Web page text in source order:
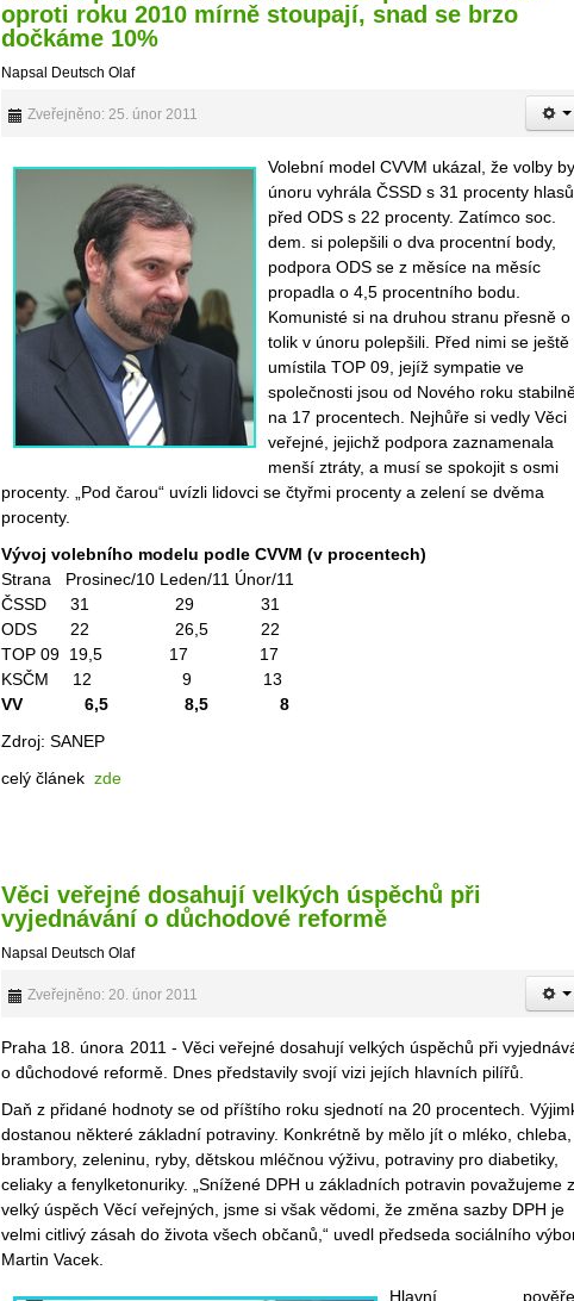
oproti roku 2010 mírně stoupají, snad se brzo
dočkáme 10%
Napsal Deutsch Olaf
Zveřejněno: 25. únor 2011
Volební model CVVM ukázal, že volby
únoru vyhrála ČSSD s 31 procenty hlasů
před ODS s 22 procenty. Zatímco soc.
dem. si polepšili o dva procentní body,
podpora ODS se z měsíce na měsíc
propadla o 4,5 procentního bodu.
Komunisté si na druhou stranu přesně o
tolik v únoru polepšili. Před nimi se ještě
umístila TOP 09, jejíž sympatie ve
společnosti jsou od Nového roku
na 17 procentech. Nejhůře si vedly Věci
veřejné, jejichž podpora zaznamenala
menší ztráty, a musí se spokojit s osmi
procenty. „Pod čarou“ uvízli lidovci se čtyřmi procenty a zelení se dvěma
procenty.
Vývoj volebního modelu podle CVVM (v procentech)
Strana Prosinec/10 Leden/11 Únor/11
ČSSD 31 29 31
ODS 22 26,5 22
TOP 09 19,5 17 17
KSČM 12 9 13
VV 6,5 8,5 8
Zdroj: SANEP
celý článekzde
Věci veřejné dosahují velkých úspěchů při
vyjednávání o důchodové reformě
Napsal Deutsch Olaf
Zveřejněno: 20. únor 2011
Praha 18. února 2011 - Věci veřejné dosahují velkých úspěchů při
o důchodové reformě. Dnes představily svojí vizi jejích hlavních pilířů.
Daň z přidané hodnoty se od příštího roku sjednotí na 20 procentech.
dostanou některé základní potraviny. Konkrétně by mělo jít o mléko, chleba,
brambory, zeleninu, ryby, dětskou mléčnou výživu, potraviny pro diabetiky,
celiaky a fenylketonuriky. „Snížené DPH u základních potravin považujeme
velký úspěch Věcí veřejných, jsme si však vědomi, že změna sazby DPH je
velmi citlivý zásah do života všech občanů,“ uvedl předseda sociálního
Martin Vacek.
Hlavní